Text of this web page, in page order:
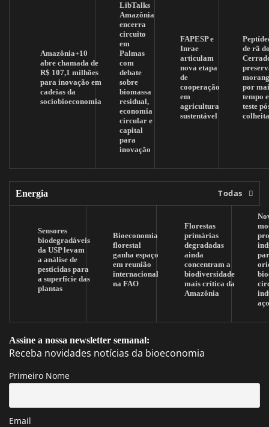
Amazônia+10
abre chamada de
R$ 107,1 milhões
para inovação em
cadeias da
sociobioeconomia
LibTalks
Amazônia
encerra
circuito
em
Palmas
com
debate
sobre
biomassa
residual,
economia
circular e
capital
para
inovação
FAPESP e
Inrae
articulam
nova etapa
de
cooperação
em
agricultura
sustentável
de rã
por
tempo
teste
Energia Todas
Sensores
biodegradáveis
da USP levam
a análise de
pesticidas para
a superfície das
plantas
Bioeconomia
florestal
ganha espaço
em reunião
internacional
na FAO
Florestas
primárias
degradadas
ainda
concentram a
biodiversidade
mais crítica da
Amazônia
Assine a nossa newsletter semanal:
Receba novidades notícias da bioeconomia
Primeiro Nome
Email